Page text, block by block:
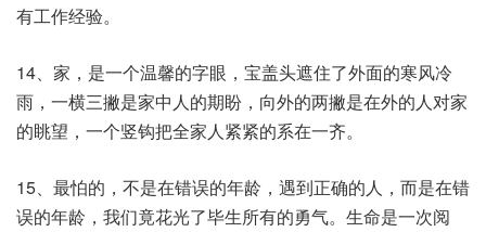
有工作经验。
14、家，是一个温馨的字眼，宝盖头遮住了外面的寒风冷
雨，一横三撇是家中人的期盼，向外的两撇是在外的人对家
的眺望，一个竖钩把全家人紧紧的系在一齐。
15、最怕的，不是在错误的年龄，遇到正确的人，而是在错
误的年龄，我们竟花光了毕生所有的勇气。生命是一次阅